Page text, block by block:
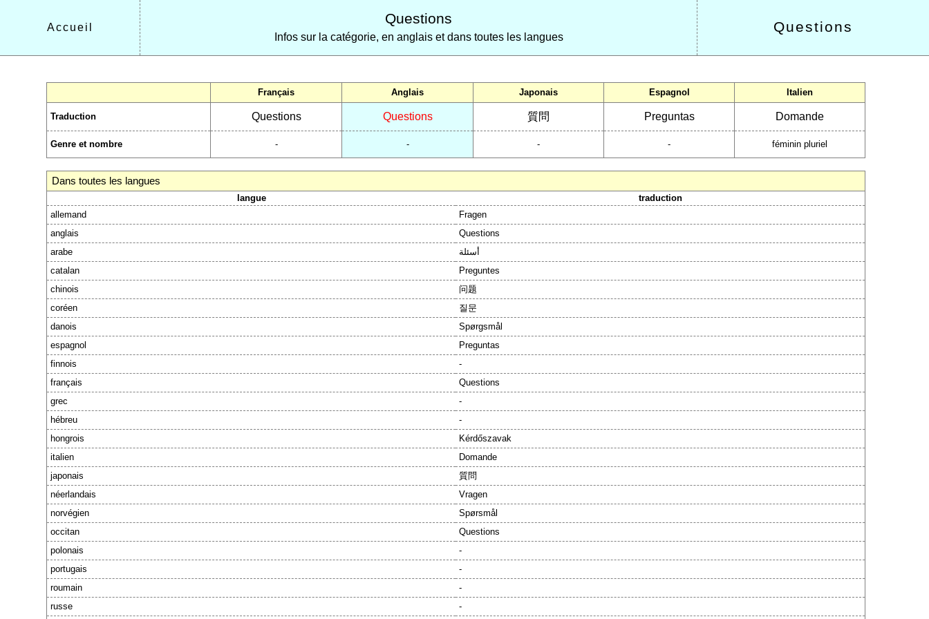
Accueil
Questions
Infos sur la catégorie, en anglais et dans toutes les langues
Questions
Français Anglais Japonais Espagnol Italien
Traduction Questions Questions 質問 Preguntas Domande
Genre et nombre - - - - féminin pluriel
Dans toutes les langues
langue
traduction
allemand
Fragen
anglais
Questions
arabe
أسئلة
catalan
Preguntes
chinois
问题
coréen
질문
danois
Spørgsmål
espagnol
Preguntas
finnois
-
français
Questions
grec
-
hébreu
-
hongrois
Kérdőszavak
italien
Domande
japonais
質問
néerlandais
Vragen
norvégien
Spørsmål
occitan
Questions
polonais
-
portugais
-
roumain
-
russe
-